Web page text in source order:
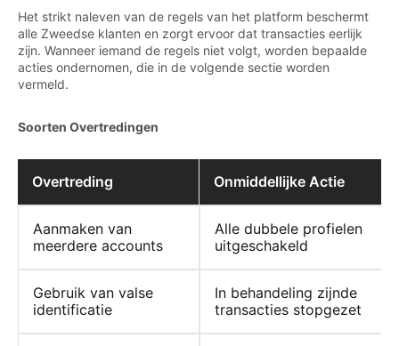
Het strikt naleven van de regels van het platform beschermt
alle Zweedse klanten en zorgt ervoor dat transacties eerlijk
zijn. Wanneer iemand de regels niet volgt, worden bepaalde
acties ondernomen, die in de volgende sectie worden
vermeld.
Soorten Overtredingen
Overtreding Onmiddellijke Actie
Aanmaken van
meerdere accounts
Alle dubbele profielen
uitgeschakeld
Gebruik van valse
identificatie
In behandeling zijnde
transacties stopgezet